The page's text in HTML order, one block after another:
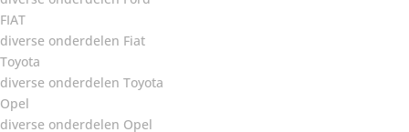
FIAT
diverse onderdelen Fiat
Toyota
diverse onderdelen Toyota
Opel
diverse onderdelen Opel